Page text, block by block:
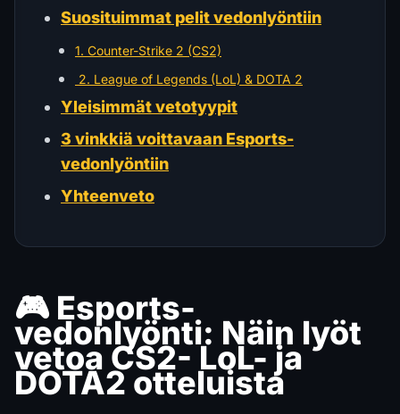
Suosituimmat pelit vedonlyöntiin
1. Counter-Strike 2 (CS2)
️ 2. League of Legends (LoL) & DOTA 2
Yleisimmät vetotyypit
3 vinkkiä voittavaan Esports-
vedonlyöntiin
Yhteenveto
🎮 Esports-
vedonlyönti: Näin lyöt
vetoa CS2- LoL- ja
DOTA2 otteluista